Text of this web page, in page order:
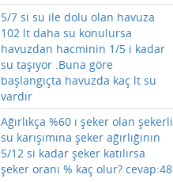
5/7 si su ile dolu olan havuza
102 lt daha su konulursa
havuzdan hacminin 1/5 i kadar
su taşıyor .Buna göre
başlangıçta havuzda kaç lt su
vardır
Ağırlıkça %60 ı şeker olan şekerli
su karışımına şeker ağırlığının
5/12 si kadar şeker katılırsa
şeker oranı % kaç olur? cevap:48